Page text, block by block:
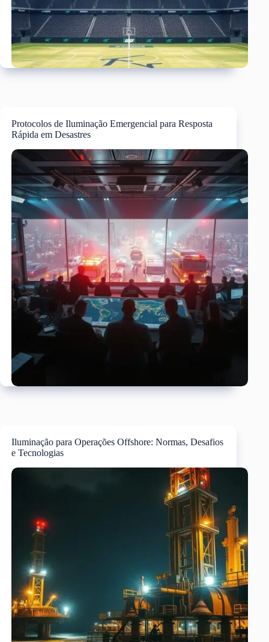
Protocolos de Iluminação Emergencial para Resposta
Rápida em Desastres
Iluminação para Operações Offshore: Normas, Desafios
e Tecnologias